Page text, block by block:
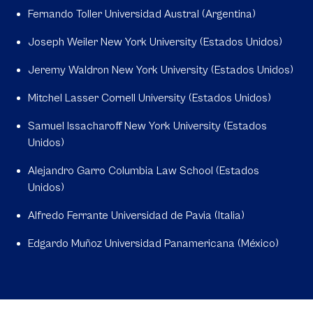
Fernando Toller Universidad Austral (Argentina)
Joseph Weiler New York University (Estados Unidos)
Jeremy Waldron New York University (Estados Unidos)
Mitchel Lasser Cornell University (Estados Unidos)
Samuel Issacharoff New York University (Estados
Unidos)
Alejandro Garro Columbia Law School (Estados
Unidos)
Alfredo Ferrante Universidad de Pavia (Italia)
Edgardo Muñoz Universidad Panamericana (México)